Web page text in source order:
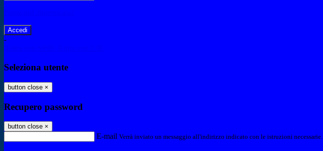
-
Seleziona utente
button close ×
Recupero password
button close ×
E-mail Verrà inviato un messaggio all'indirizzo indicato con le istruzioni necessarie.